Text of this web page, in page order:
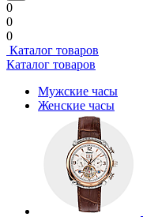
0
0
0
Каталог товаров
Каталог товаров
Мужские часы
Женские часы